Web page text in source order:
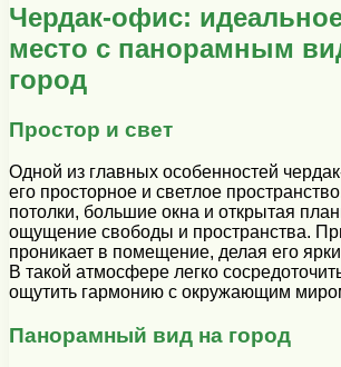
Чердак-офис:
место с панорамным
город
Простор и свет
Одной из главных особенностей
его просторное и светлое
потолки, большие окна и открытая
ощущение свободы и пространства.
проникает в помещение, делая его
В такой атмосфере легко
ощутить гармонию с окружающим
Панорамный вид на город